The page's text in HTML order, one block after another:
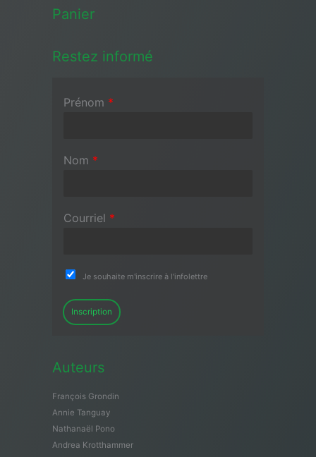
Panier
Restez informé
Prénom *
Nom *
Courriel *
Je souhaite m'inscrire à l'infolettre
Inscription
Auteurs
François Grondin
Annie Tanguay
Nathanaël Pono
Andrea Krotthammer